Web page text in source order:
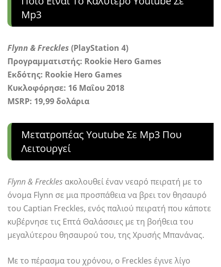
Mp3
Flynn & Freckles (PlayStation 4)
Προγραμματιστής: Rookie Hero Games
Εκδότης: Rookie Hero Games
Κυκλοφόρησε: 16 Μαΐου 2018
MSRP: 19,99 δολάρια
Μετατροπέας Youtube Σε Mp3 Που
Λειτουργεί
Flynn & Freckles ακολουθεί έναν νεαρό πειρατή με το
όνομα Flynn σε μια προσπάθεια να βρει τον θησαυρό
του Captian Freckles, ενός παλιού πειρατή που κάποτε
κυβέρνησε τις Επτά Θαλάσσιες με τη βοήθεια του
μεγαλύτερου θησαυρού του, της Χρυσής Μπανάνας.
Με το πέρασμα του χρόνου, ο Freckles έγινε λίγο